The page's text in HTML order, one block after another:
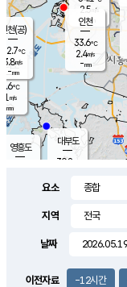
의도
℃
m/s
mm
영흥도
대부도
30.8
2.5 m/s
-mm
인천(공)
32.7℃
3.8m/s
-mm
인천
33.6℃
2.4m/s
-mm
요소
지역
날짜
이전자료 -12시간